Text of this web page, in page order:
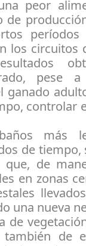
peor
de
los circuitos
pese
controlar
más
de tiempo,
de
en zonas
una nueva
de
también de